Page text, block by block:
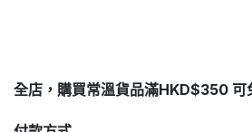
全店，購買常溫貨品滿HKD$350 可